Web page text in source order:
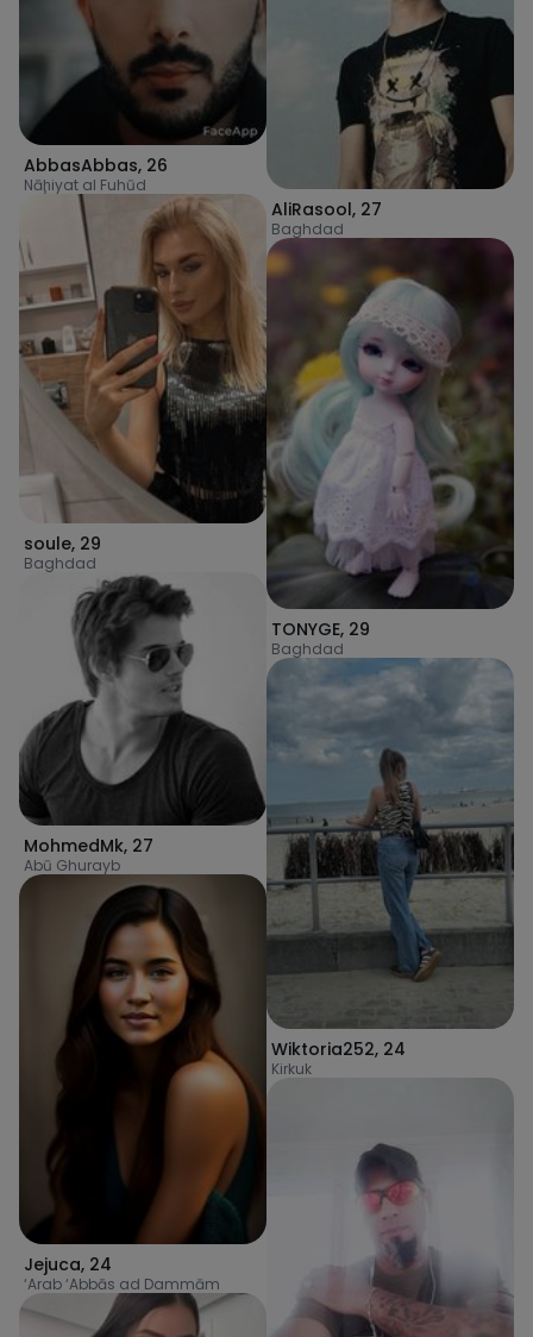
AbbasAbbas, 26
Nāḩiyat al Fuhūd
soule, 29
Baghdad
MohmedMk, 27
Abū Ghurayb
Jejuca, 24
‘Arab ‘Abbās ad Dammām
AliRasool, 27
Baghdad
TONYGE, 29
Baghdad
Wiktoria252, 24
Kirkuk